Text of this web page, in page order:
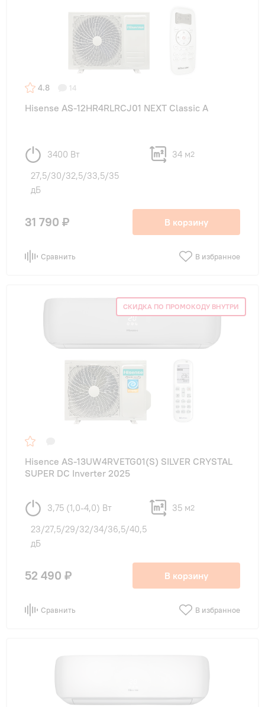
4.8 14
Hisense AS-12HR4RLRCJ01 NEXT Classic A
3400 Вт 34 м2
27,5/30/32,5/33,5/35
дБ
31 790 ₽ В корзину
Сравнить В избранное
СКИДКА ПО ПРОМОКОДУ ВНУТРИ
Hisence AS-13UW4RVETG01(S) SILVER CRYSTAL
SUPER DC Inverter 2025
3,75 (1,0-4,0) Вт 35 м2
23/27,5/29/32/34/36,5/40,5
дБ
52 490 ₽ В корзину
Сравнить В избранное